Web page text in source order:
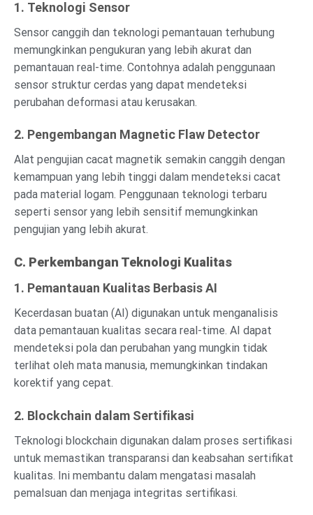
1. Teknologi Sensor
Sensor canggih dan teknologi pemantauan terhubung
memungkinkan pengukuran yang lebih akurat dan
pemantauan real-time. Contohnya adalah penggunaan
sensor struktur cerdas yang dapat mendeteksi
perubahan deformasi atau kerusakan.
2. Pengembangan Magnetic Flaw Detector
Alat pengujian cacat magnetik semakin canggih dengan
kemampuan yang lebih tinggi dalam mendeteksi cacat
pada material logam. Penggunaan teknologi terbaru
seperti sensor yang lebih sensitif memungkinkan
pengujian yang lebih akurat.
C. Perkembangan Teknologi Kualitas
1. Pemantauan Kualitas Berbasis AI
Kecerdasan buatan (AI) digunakan untuk menganalisis
data pemantauan kualitas secara real-time. AI dapat
mendeteksi pola dan perubahan yang mungkin tidak
terlihat oleh mata manusia, memungkinkan tindakan
korektif yang cepat.
2. Blockchain dalam Sertifikasi
Teknologi blockchain digunakan dalam proses sertifikasi
untuk memastikan transparansi dan keabsahan sertifikat
kualitas. Ini membantu dalam mengatasi masalah
pemalsuan dan menjaga integritas sertifikasi.